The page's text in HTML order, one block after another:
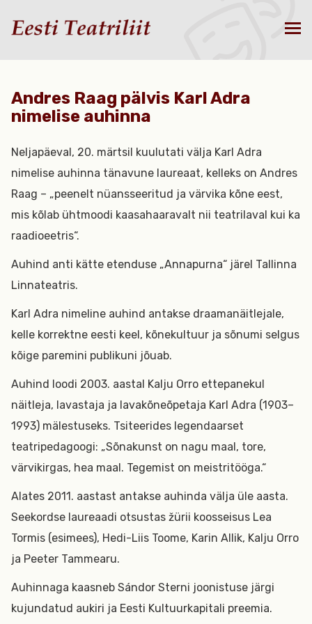
Andres Raag pälvis Karl Adra
nimelise auhinna
Neljapäeval, 20. märtsil kuulutati välja Karl Adra
nimelise auhinna tänavune laureaat, kelleks on Andres
Raag – „peenelt nüansseeritud ja värvika kõne eest,
mis kõlab ühtmoodi kaasahaaravalt nii teatrilaval kui ka
raadioeetris“.
Auhind anti kätte etenduse „Annapurna“ järel Tallinna
Linnateatris.
Karl Adra nimeline auhind antakse draamanäitlejale,
kelle korrektne eesti keel, kõnekultuur ja sõnumi selgus
kõige paremini publikuni jõuab.
Auhind loodi 2003. aastal Kalju Orro ettepanekul
näitleja, lavastaja ja lavakõneõpetaja Karl Adra (1903–
1993) mälestuseks. Tsiteerides legendaarset
teatripedagoogi: „Sõnakunst on nagu maal, tore,
värvikirgas, hea maal. Tegemist on meistritööga.“
Alates 2011. aastast antakse auhinda välja üle aasta.
Seekordse laureaadi otsustas žürii koosseisus Lea
Tormis (esimees), Hedi-Liis Toome, Karin Allik, Kalju Orro
ja Peeter Tammearu.
Auhinnaga kaasneb Sándor Sterni joonistuse järgi
kujundatud aukiri ja Eesti Kultuurkapitali preemia.